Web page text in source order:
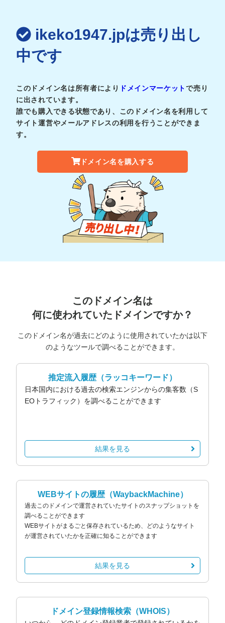
ikeko1947.jpは売り出し
中です
このドメイン名は所有者により ドメインマーケットで売り
に出されています。
誰でも購入できる状態であり、このドメイン名を利用して
サイト運営やメールアドレスの利用を行うことができま
す。
ドメイン名を購入する
このドメイン名は
何に使われていたドメインですか？
このドメイン名が過去にどのように使用されていたかは以下
のようなツールで調べることができます。
推定流入履歴（ラッコキーワード）
日本国内における過去の検索エンジンからの集客数（S
EOトラフィック）を調べることができます
結果を見る
WEBサイトの履歴（WaybackMachine）
過去このドメインで運営されていたサイトのスナップショットを
調べることができます
WEBサイトがまるごと保存されているため、どのようなサイト
が運営されていたかを正確に知ることができます
結果を見る
ドメイン登録情報検索 （WHOIS）